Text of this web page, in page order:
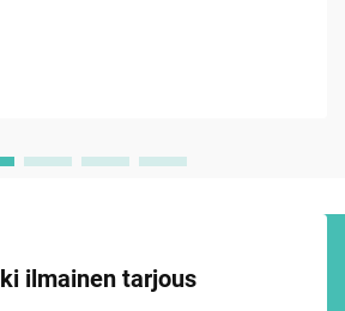
ilmainen tarjous